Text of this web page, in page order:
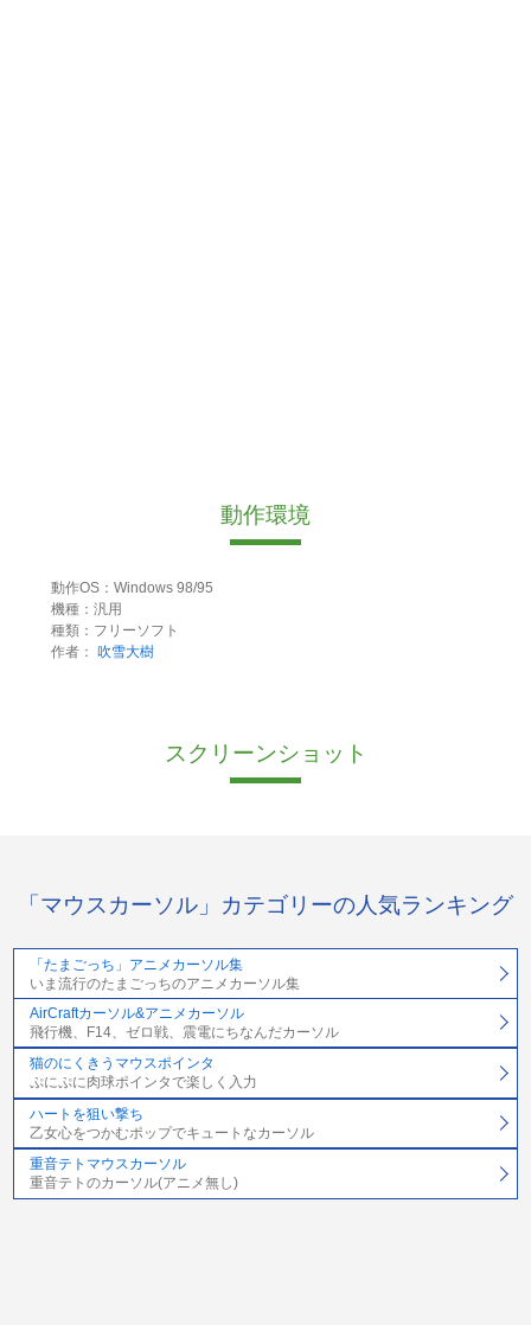
動作環境
動作OS：Windows 98/95
機種：汎用
種類：フリーソフト
作者：
吹雪大樹
スクリーンショット
「マウスカーソル」カテゴリーの人気ランキング
「たまごっち」アニメカーソル集
いま流行のたまごっちのアニメカーソル集
AirCraftカーソル&アニメカーソル
飛行機、F14、ゼロ戦、震電にちなんだカーソル
猫のにくきうマウスポインタ
ぷにぷに肉球ポインタで楽しく入力
ハートを狙い撃ち
乙女心をつかむポップでキュートなカーソル
重音テトマウスカーソル
重音テトのカーソル(アニメ無し)